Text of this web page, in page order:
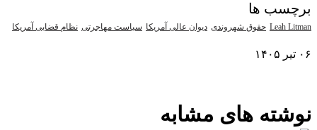
برچسب ها
Leah Litman حقوق شهروندی دیوان عالی آمریکا سیاست مهاجرتی نظام قضایی آمریکا
۰۶ تیر ۱۴۰۵
نوشته های مشابه